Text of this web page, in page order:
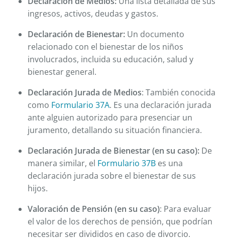
ingresos, activos, deudas y gastos.
Declaración de Bienestar: Un documento
relacionado con el bienestar de los niños
involucrados, incluida su educación, salud y
bienestar general.
Declaración Jurada de Medios: También conocida
como Formulario 37A. Es una declaración jurada
ante alguien autorizado para presenciar un
juramento, detallando su situación financiera.
Declaración Jurada de Bienestar (en su caso): De
manera similar, el Formulario 37B es una
declaración jurada sobre el bienestar de sus
hijos.
Valoración de Pensión (en su caso): Para evaluar
el valor de los derechos de pensión, que podrían
necesitar ser divididos en caso de divorcio.